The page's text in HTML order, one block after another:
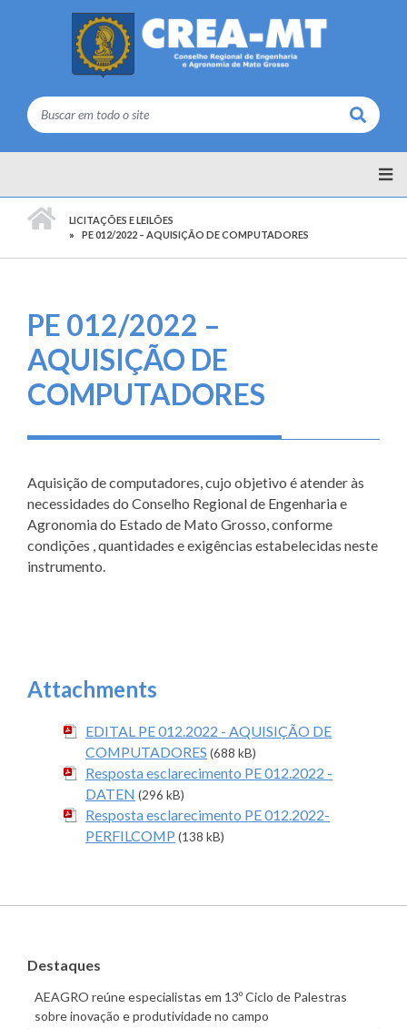
Buscar
LICITAÇÕES E LEILÕES
PE 012/2022 – AQUISIÇÃO DE COMPUTADORES
PE 012/2022 –
AQUISIÇÃO DE
COMPUTADORES
Aquisição de computadores, cujo objetivo é atender às
necessidades do Conselho Regional de Engenharia e
Agronomia do Estado de Mato Grosso, conforme
condições , quantidades e exigências estabelecidas neste
instrumento.
Attachments
EDITAL PE 012.2022 - AQUISIÇÃO DE
COMPUTADORES (688 kB)
Resposta esclarecimento PE 012.2022 -
DATEN (296 kB)
Resposta esclarecimento PE 012.2022-
PERFILCOMP (138 kB)
Destaques
AEAGRO reúne especialistas em 13º Ciclo de Palestras
sobre inovação e produtividade no campo